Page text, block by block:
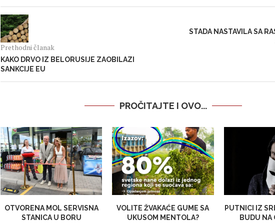
Prethodni članak
KAKO DRVO IZ BELORUSIJE ZAOBILAZI
SANKCIJE EU
STADA NASTAVILA SA
PROČITAJTE I OVO...
OTVORENA MOL SERVISNA
STANICA U BORU
VOLITE ŽVAKAĆE GUME SA
UKUSOM MENTOLA?
PUTNICI IZ
BUDU NA